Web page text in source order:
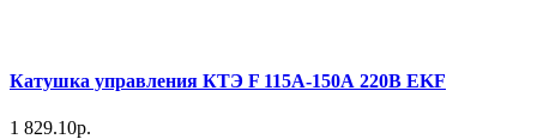
Катушка управления КТЭ F 115А-150А 220В EKF
1 829.10р.